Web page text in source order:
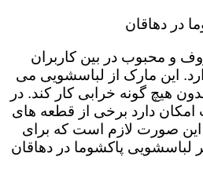
در دهاقان
و محبوب در بین کاربران
این مارک از لباسشویی می
هیچ گونه خرابی کار کند. در
دارد برخی از قطعه های
این صورت لازم است که برای
لباسشویی پاکشوما در دهاقان